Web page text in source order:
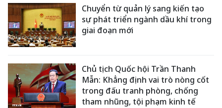
Chuyển từ quản lý sang kiến tạo
sự phát triển ngành dầu khí trong
giai đoạn mới
Chủ tịch Quốc hội Trần Thanh
Mẫn: Khẳng định vai trò nòng cốt
trong đấu tranh phòng, chống
tham nhũng, tội phạm kinh tế